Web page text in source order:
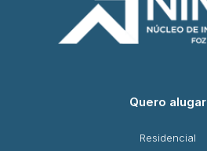
Quero alugar
Residencial